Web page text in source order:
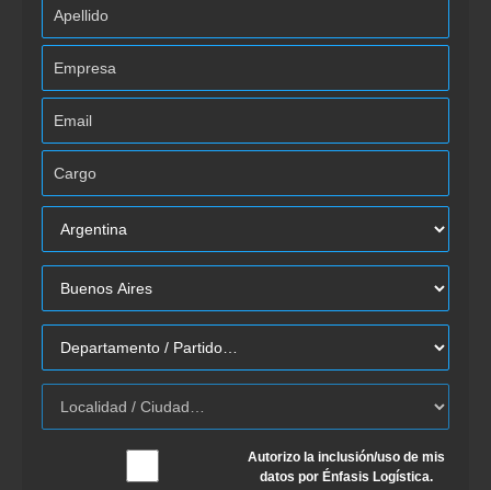
Autorizo la inclusión/uso de mis
datos por Énfasis Logística.